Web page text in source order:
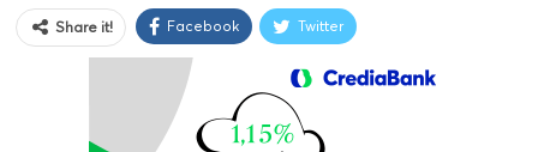
Share it! Facebook Twitter